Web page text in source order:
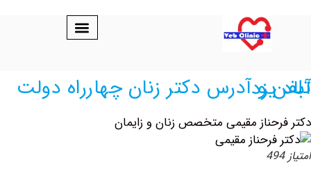
دولت آباد یزد
‏مقیمی ‏متخصص زنان و زایمان